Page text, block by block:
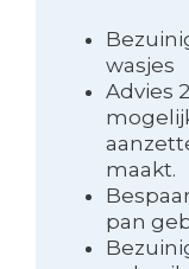
wasjes
Advies
maakt.
pan